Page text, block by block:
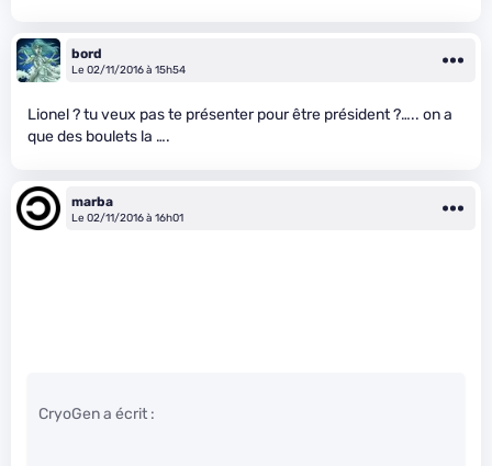
bord
Le 02/11/2016 à 15h54
Lionel ? tu veux pas te présenter pour être président ?….. on a
que des boulets la ….
marba
Le 02/11/2016 à 16h01
CryoGen a écrit :